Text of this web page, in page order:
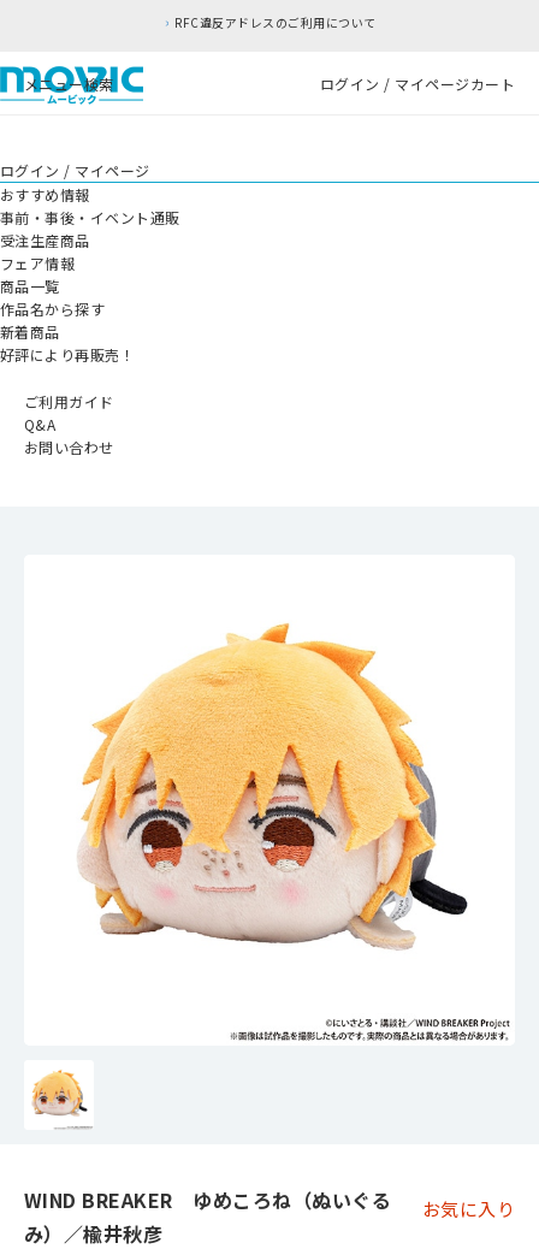
RFC違反アドレスのご利用について
メニュー検索 ログイン / マイページカート
ログイン / マイページ
おすすめ情報
事前・事後・イベント通販
受注生産商品
フェア情報
商品一覧
作品名から探す
新着商品
好評により再販売！
ご利用ガイド
Q&A
お問い合わせ
WIND BREAKER ゆめころね（ぬいぐる
み）／楡井秋彦
お気に入り